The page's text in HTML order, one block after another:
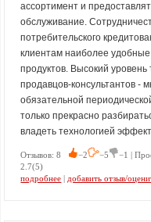
ассортимент и
обслуживание.
потребительского
клиентам наиболее
продуктов. Высокий
продавцов-консультантов -
обязательной
только прекрасно
владеть технологией
Отзывов: 8 −2 −5
−1 |
2.7(5)
подробнее | добавить отзыв/